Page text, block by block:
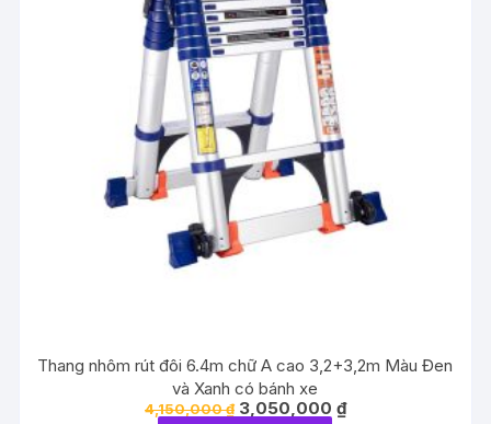
Thang nhôm rút đôi 6.4m chữ A cao 3,2+3,2m Màu Đen
và Xanh có bánh xe
4,150,000₫ Giá
3,050,000 ₫Giá